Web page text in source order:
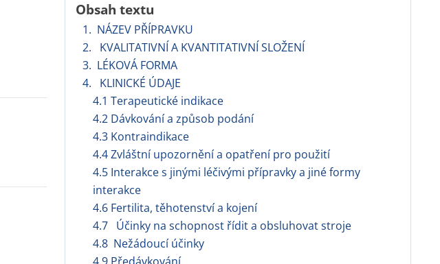
Obsah textu
1. NÁZEV PŘÍPRAVKU
2. KVALITATIVNÍ A KVANTITATIVNÍ SLOŽENÍ
3. LÉKOVÁ FORMA
4. KLINICKÉ ÚDAJE
4.1 Terapeutické indikace
4.2 Dávkování a způsob podání
4.3 Kontraindikace
4.4 Zvláštní upozornění a opatření pro použití
4.5 Interakce s jinými léčivými přípravky a jiné formy
interakce
4.6 Fertilita, těhotenství a kojení
4.7 Účinky na schopnost řídit a obsluhovat stroje
4.8 Nežádoucí účinky